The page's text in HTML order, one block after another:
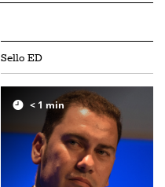
Sello ED
< 1 min